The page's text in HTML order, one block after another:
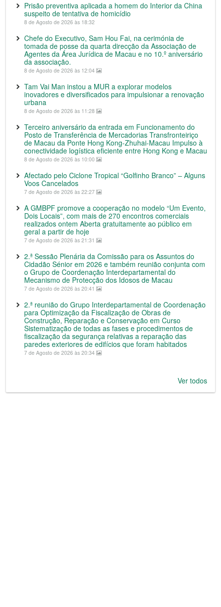
Prisão preventiva aplicada a homem do Interior da China
suspeito de tentativa de homicídio
8 de Agosto de 2026 às 18:32
Chefe do Executivo, Sam Hou Fai, na cerimónia de
tomada de posse da quarta direcção da Associação de
Agentes da Área Jurídica de Macau e no 10.º aniversário
da associação.
8 de Agosto de 2026 às 12:04
Tam Vai Man instou a MUR a explorar modelos
inovadores e diversificados para impulsionar a renovação
urbana
8 de Agosto de 2026 às 11:28
Terceiro aniversário da entrada em Funcionamento do
Posto de Transferência de Mercadorias Transfronteiriço
de Macau da Ponte Hong Kong-Zhuhai-Macau Impulso à
conectividade logística eficiente entre Hong Kong e Macau
8 de Agosto de 2026 às 10:00
Afectado pelo Ciclone Tropical “Golfinho Branco” – Alguns
Voos Cancelados
7 de Agosto de 2026 às 22:27
A GMBPF promove a cooperação no modelo “Um Evento,
Dois Locais”, com mais de 270 encontros comerciais
realizados ontem Aberta gratuitamente ao público em
geral a partir de hoje
7 de Agosto de 2026 às 21:31
2.ª Sessão Plenária da Comissão para os Assuntos do
Cidadão Sénior em 2026 e também reunião conjunta com
o Grupo de Coordenação Interdepartamental do
Mecanismo de Protecção dos Idosos de Macau
7 de Agosto de 2026 às 20:41
2.ª reunião do Grupo Interdepartamental de Coordenação
para Optimização da Fiscalização de Obras de
Construção, Reparação e Conservação em Curso
Sistematização de todas as fases e procedimentos de
fiscalização da segurança relativas a reparação das
paredes exteriores de edifícios que foram habitados
7 de Agosto de 2026 às 20:34
Ver todos